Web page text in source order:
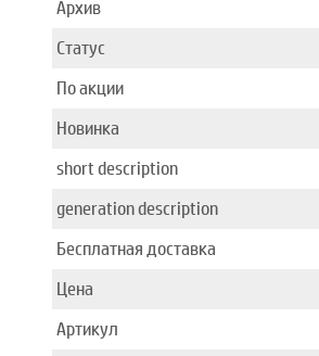
Архив
Статус
По акции
Новинка
short description
generation description
Бесплатная доставка
Цена
Артикул